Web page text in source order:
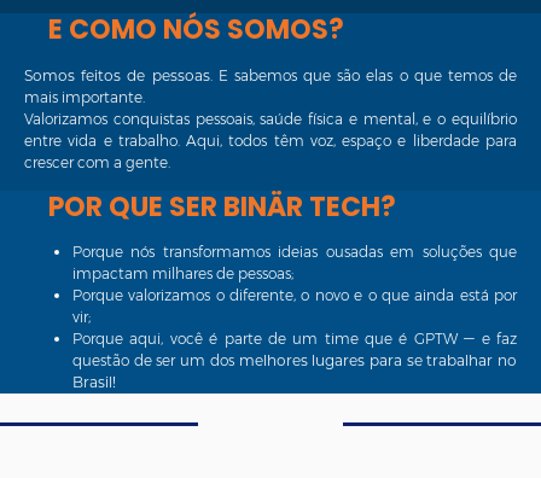
E COMO NÓS SOMOS?
Somos feitos de pessoas. E sabemos que são elas o que temos de
mais importante.
Valorizamos conquistas pessoais, saúde física e mental, e o equilíbrio
entre vida e trabalho. Aqui, todos têm voz, espaço e liberdade para
crescer com a gente.
POR QUE SER BINÄR TECH?
Porque nós transformamos ideias ousadas em soluções que
impactam milhares de pessoas;
Porque valorizamos o diferente, o novo e o que ainda está por
vir;
Porque aqui, você é parte de um time que é GPTW — e faz
questão de ser um dos melhores lugares para se trabalhar no
Brasil!